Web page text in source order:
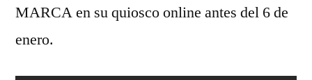
MARCA en su quiosco online antes del 6 de
enero.